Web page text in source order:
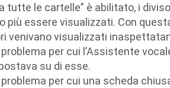
tutte le cartelle” è abilitato, i
più essere visualizzati. Con
venivano visualizzati
per cui l’Assistente
su di esse.
per cui una scheda